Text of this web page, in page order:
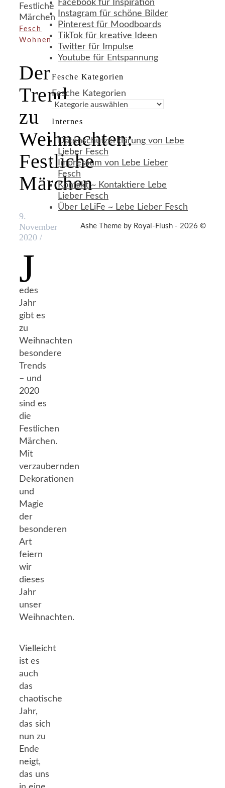
Fesch
Wohnen
Der
Trend
zu
Weihnachten:
Festliche
Märchen
9.
November
2020 /
J
edes
Jahr
gibt es
zu
Weihnachten
besondere
Trends
– und
2020
sind es
die
Festlichen
Märchen.
Mit
verzaubernden
Dekorationen
und
Magie
der
besonderen
Art
feiern
wir
dieses
Jahr
unser
Weihnachten.
Vielleicht
ist es
auch
das
chaotische
Jahr,
das sich
nun zu
Ende
neigt,
das uns
Facebook für Inspiration
Instagram für schöne Bilder
Pinterest für Moodboards
TikTok für kreative Ideen
Twitter für Impulse
Youtube für Entspannung
Fesche Kategorien
Fesche Kategorien
Internes
Datenschutzerklärung von Lebe
Lieber Fesch
Impressum von Lebe Lieber
Fesch
Kontakt ~ Kontaktiere Lebe
Lieber Fesch
Über LeLiFe ~ Lebe Lieber Fesch
Ashe Theme by Royal-Flush - 2026 ©